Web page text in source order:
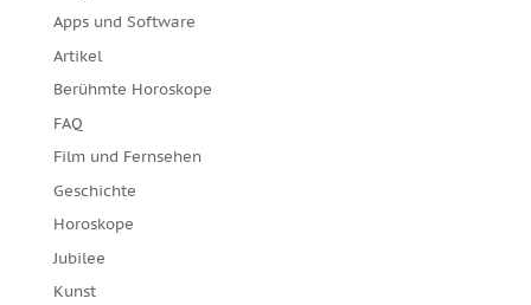
Apps und Software
Artikel
Berühmte Horoskope
FAQ
Film und Fernsehen
Geschichte
Horoskope
Jubilee
Kunst